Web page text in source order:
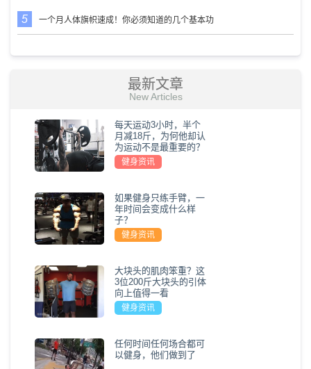
一个月人体旗帜速成！你必须知道的几个基本功
最新文章
New Articles
每天运动3小时，半个
月减18斤，为何他却认
为运动不是最重要的？
健身资讯
如果健身只练手臂，一
年时间会变成什么样
子？
健身资讯
大块头的肌肉笨重？这
3位200斤大块头的引体
向上值得一看
健身资讯
任何时间任何场合都可
以健身，他们做到了